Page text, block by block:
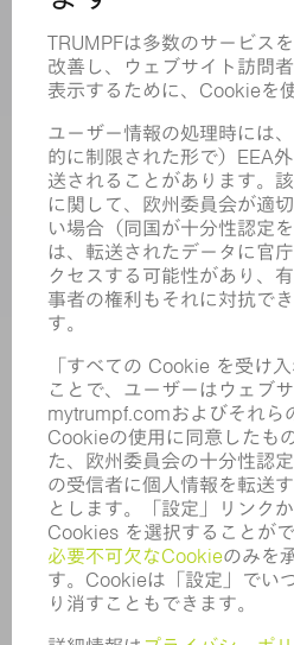
レーザ
パワーエレクトロニクス
電気ツール
スマートファクトリー
サービス
アプリケーション
業界
企業
キャリア
求人情報
企業プロフィール
取締役会
年次報告書
コンプライアンス
内部通報制度
セキュリティ
プレスリリース
マガジン
サステナビリティ
気候と環境
社会と地域
コーポレートガバナンス